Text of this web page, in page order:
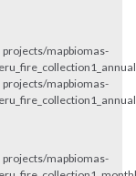
projects/mapbiomas-
projects/mapbiomas-
projects/mapbiomas-